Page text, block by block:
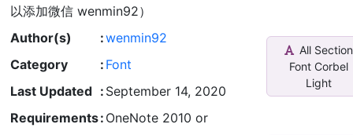
以添加微信 wenmin92）
Author(s) :wenmin92
Category
: Font
Last Updated : September 14, 2020
Requirements: OneNote 2010 or
All Section
Font Corbel
Light